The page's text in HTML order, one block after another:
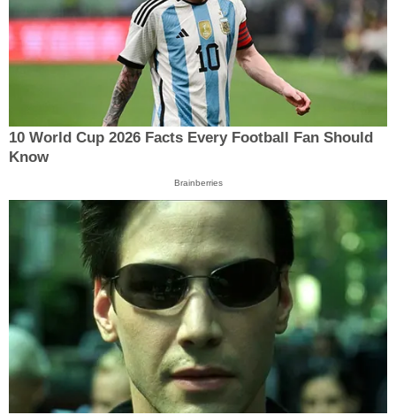
10 World Cup 2026 Facts Every Football Fan Should
Know
Brainberries